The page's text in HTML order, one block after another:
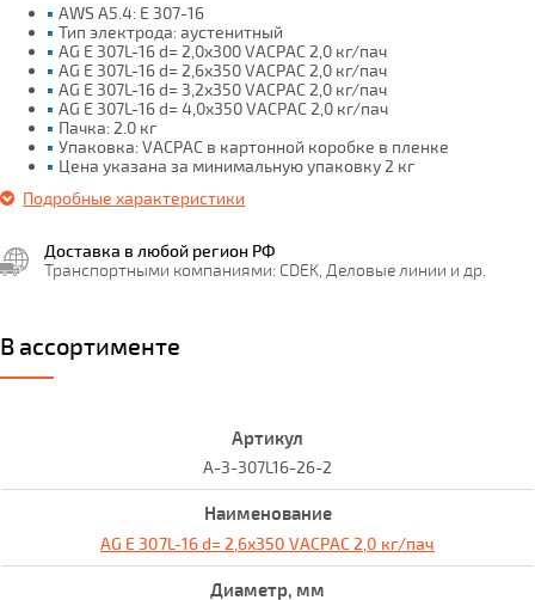
AWS A5.4: E 307-16
Тип электрода: аустенитный
AG E 307L-16 d= 2,0x300 VACPAC 2,0 кг/пач
AG E 307L-16 d= 2,6x350 VACPAC 2,0 кг/пач
AG E 307L-16 d= 3,2x350 VACPAC 2,0 кг/пач
AG E 307L-16 d= 4,0x350 VACPAC 2,0 кг/пач
Пачка: 2.0 кг
Упаковка: VACPAC в картонной коробке в пленке
Цена указана за минимальную упаковку 2 кг
Подробные характеристики
Доставка в любой регион РФ
Транспортными компаниями: CDEK, Деловые линии и др.
В ассортименте
A-3-307L16-26-2
AG E 307L-16 d= 2,6x350 VACPAC 2,0 кг/пач